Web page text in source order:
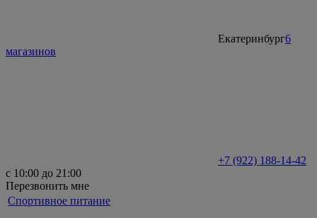
Екатеринбург6
магазинов
+7 (922) 188-14-42
с 10:00 до 21:00
Перезвонить мне
Спортивное питание